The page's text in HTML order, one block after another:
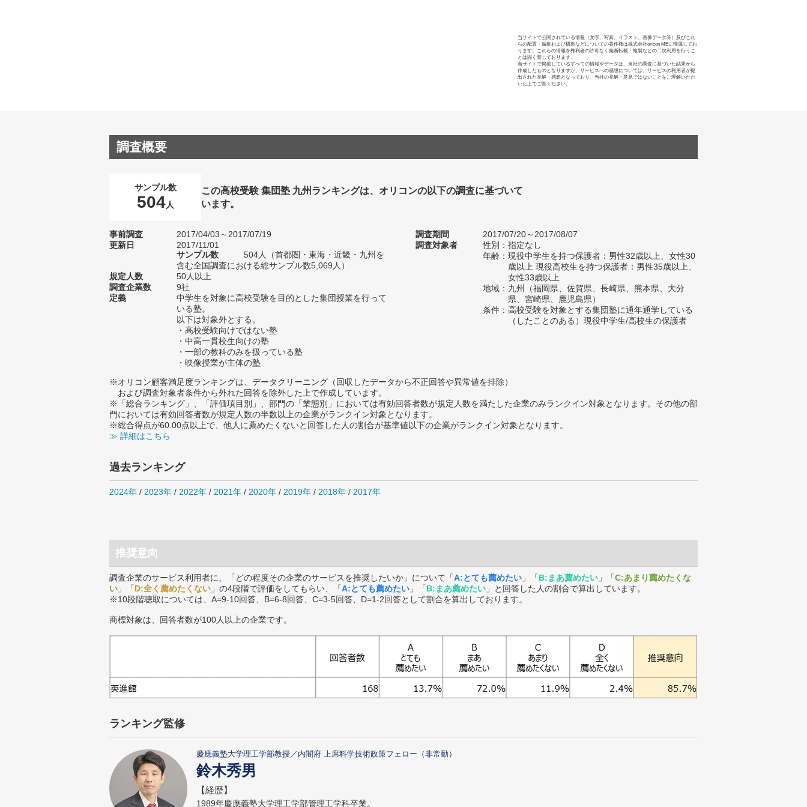
当サイトで公開されている情報（文字、写真、イラスト、画像データ等）及びこれ
らの配置・編集および構造などについての著作権は株式会社oricon MEに帰属してお
ります。これらの情報を権利者の許可なく無断転載・複製などの二次利用を行うこ
とは固く禁じております。
当サイトで掲載しているすべての情報やデータは、当社の調査に基づいた結果から
作成したものとなりますが、サービスへの感想については、サービスの利用者が提
出された見解・感想となっており、当社の見解・意見ではないことをご理解いただ
いた上でご覧ください。
調査概要
サンプル数
504人
この高校受験 集団塾 九州ランキングは、オリコンの以下の調査に基づいて
います。
事前調査
2017/04/03～2017/07/19
更新日
2017/11/01
サンプル数
504人（首都圏・東海・近畿・九州を
含む全国調査における総サンプル数5,069人）
規定人数
50人以上
調査企業数
9社
定義
中学生を対象に高校受験を目的とした集団授業を行って
いる塾。
以下は対象外とする。
・高校受験向けではない塾
・中高一貫校生向けの塾
・一部の教科のみを扱っている塾
・映像授業が主体の塾
調査期間
2017/07/20～2017/08/07
調査対象者
性別：指定なし
年齢：現役中学生を持つ保護者：男性32歳以上、女性30
歳以上 現役高校生を持つ保護者：男性35歳以上、
女性33歳以上
地域：九州（福岡県、佐賀県、長崎県、熊本県、大分
県、宮崎県、鹿児島県）
条件：高校受験を対象とする集団塾に通年通学している
（したことのある）現役中学生/高校生の保護者
※オリコン顧客満足度ランキングは、データクリーニング（回収したデータから不正回答や異常値を排除）
および調査対象者条件から外れた回答を除外した上で作成しています。
※「総合ランキング」、「評価項目別」、部門の「業態別」においては有効回答者数が規定人数を満たした企業のみランクイン対象となります。その他の部
門においては有効回答者数が規定人数の半数以上の企業がランクイン対象となります。
※総合得点が60.00点以上で、他人に薦めたくないと回答した人の割合が基準値以下の企業がランクイン対象となります。
≫ 詳細はこちら
過去ランキング
2024年 / 2023年 / 2022年 / 2021年 / 2020年 / 2019年 / 2018年 / 2017年
推奨意向
調査企業のサービス利用者に、「どの程度その企業のサービスを推奨したいか」について「A:とても薦めたい 」「B:まあ薦めたい 」「C:あまり薦めたくな
い 」「D:全く薦めたくない 」の4段階で評価をしてもらい、「A:とても薦めたい 」「B:まあ薦めたい 」と回答した人の割合で算出しています。
※10段階聴取については、A=9-10回答、B=6-8回答、C=3-5回答、D=1-2回答として割合を算出しております。
商標対象は、回答者数が100人以上の企業です。
ランキング監修
慶應義塾大学理工学部教授／内閣府 上席科学技術政策フェロー（非常勤）
鈴木秀男
【経歴】
1989年慶應義塾大学理工学部管理工学科卒業。